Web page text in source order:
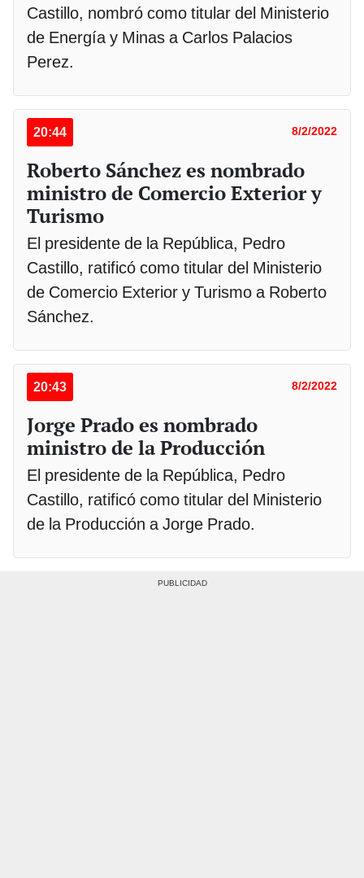
Castillo, nombró como titular del Ministerio
de Energía y Minas a Carlos Palacios
Perez.
20:44 8/2/2022
Roberto Sánchez es nombrado
ministro de Comercio Exterior y
Turismo
El presidente de la República, Pedro
Castillo, ratificó como titular del Ministerio
de Comercio Exterior y Turismo a Roberto
Sánchez.
20:43 8/2/2022
Jorge Prado es nombrado
ministro de la Producción
El presidente de la República, Pedro
Castillo, ratificó como titular del Ministerio
de la Producción a Jorge Prado.